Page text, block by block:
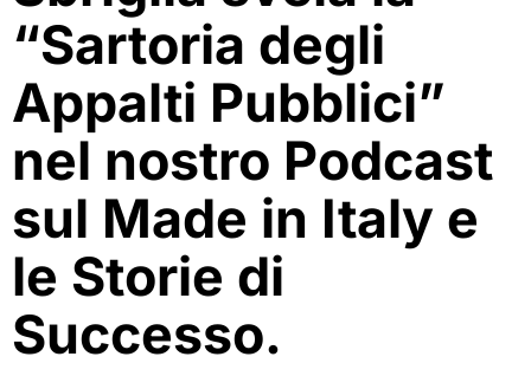
“Sartoria degli
Appalti Pubblici”
nel nostro Podcast
sul Made in Italy e
le Storie di
Successo.